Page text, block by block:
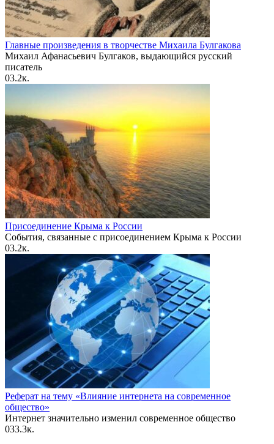
Главные произведения в творчестве Михаила Булгакова
Михаил Афанасьевич Булгаков, выдающийся русский
писатель
03.2к.
Присоединение Крыма к России
События, связанные с присоединением Крыма к России
03.2к.
Реферат на тему «Влияние интернета на современное
общество»
Интернет значительно изменил современное общество
033.3к.